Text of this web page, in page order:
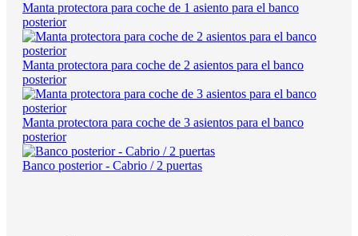
Manta protectora para coche de 1 asiento para el banco
posterior
Manta protectora para coche de 2 asientos para el banco
posterior
Manta protectora para coche de 3 asientos para el banco
posterior
Banco posterior - Cabrio / 2 puertas